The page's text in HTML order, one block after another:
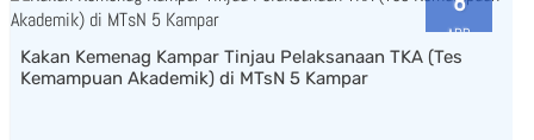
APR
2026
Kakan Kemenag Kampar Tinjau Pelaksanaan TKA (Tes
Kemampuan Akademik) di MTsN 5 Kampar